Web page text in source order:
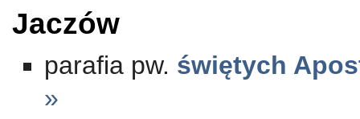
Jaczów
parafia pw. świętych
»